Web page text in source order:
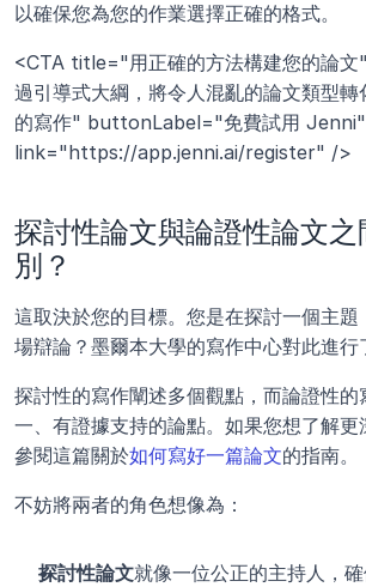
以確保您為您的作業選擇正確的格式。
<CTA title="用正確的方法構建您的論
過引導式大綱，將令人混亂的論文類型
的寫作" buttonLabel="免費試用 Jenni"
link="https://app.jenni.ai/register" />
探討性論文與論證性論文之
別？
這取決於您的目標。您是在探討一個主題
場辯論？墨爾本大學的寫作中心對此進行
探討性的寫作闡述多個觀點，而論證性
一、有證據支持的論點。如果您想了解
參閱這篇關於如何寫好一篇論文的指南。
不妨將兩者的角色想像為：
探討性論文就像一位公正的主持人，